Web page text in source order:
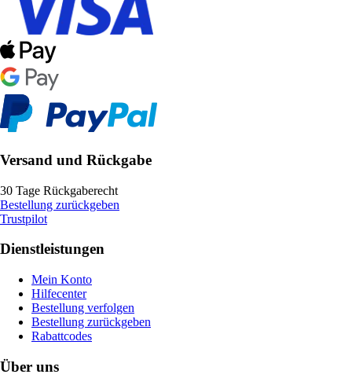
Versand und Rückgabe
30 Tage Rückgaberecht
Bestellung zurückgeben
Trustpilot
Dienstleistungen
Mein Konto
Hilfecenter
Bestellung verfolgen
Bestellung zurückgeben
Rabattcodes
Über uns